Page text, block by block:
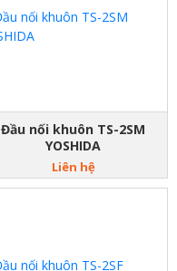
Đầu nối khuôn TS-2SM
YOSHIDA
Liên hệ